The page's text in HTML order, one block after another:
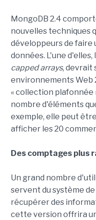
MongoDB 2.4
nouvelles techniques
développeurs de faire
données. L'une
capped arrays, devrait
environnements Web
« collection plafonnée
nombre d'éléments
exemple, elle peut
afficher les 20
Des comptages plus
Un grand nombre
servent du système
récupérer des
cette version offrira